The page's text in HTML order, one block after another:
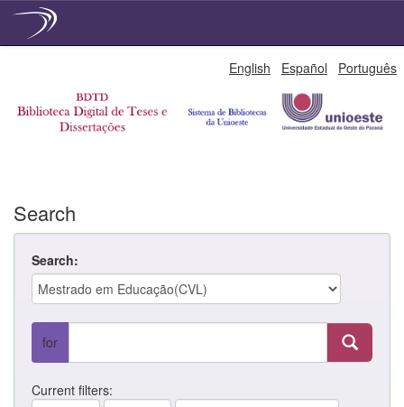
English Español Português
Search
Search:
for
Current filters: